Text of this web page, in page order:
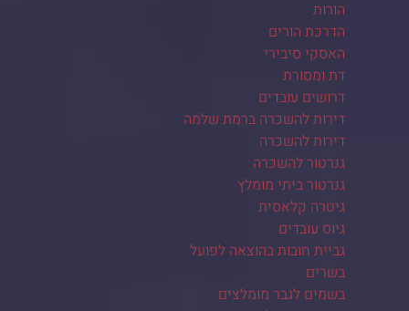
הורות
הדרכת הורים
האסקי סיבירי
דת ומסורת
דרושים עובדים
דירות להשכרה ברמת שלמה
דירות להשכרה
גנרטור להשכרה
גנרטור ביתי מומלץ
גיטרה קלאסית
גיוס עובדים
גביית חובות בהוצאה לפועל
בשרים
בשמים לגבר מומלצים